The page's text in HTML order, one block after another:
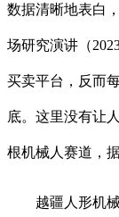
数据清晰地表白
场研究演讲（
买卖平台，反而
底。这里没有让
根机械人赛道，据
越疆人形机械